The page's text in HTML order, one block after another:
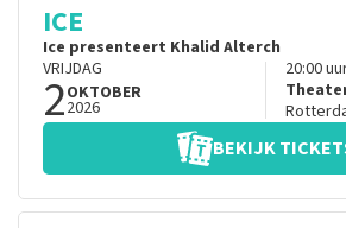
ICE
Ice presenteert Khalid Alterch
VRIJDAG
2OKTOBER
2026
20:00
BEKIJK